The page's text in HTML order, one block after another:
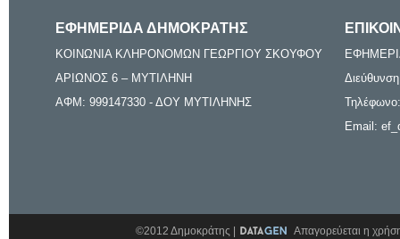
ΕΦΗΜΕΡΙΔΑ ΔΗΜΟΚΡΑΤΗΣ
ΚΟΙΝΩΝΙΑ ΚΛΗΡΟΝΟΜΩΝ ΓΕΩΡΓΙΟΥ ΣΚΟΥΦΟΥ
ΑΡΙΩΝΟΣ 6 – ΜΥΤΙΛΗΝΗ
ΑΦΜ: 999147330 - ΔΟΥ ΜΥΤΙΛΗΝΗΣ
Email:
©2012 Δημοκράτης | Απαγορεύεται η